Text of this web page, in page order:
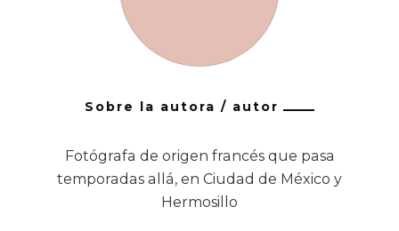
Sobre la autora / autor
Fotógrafa de origen francés que pasa
temporadas allá, en Ciudad de México y
Hermosillo